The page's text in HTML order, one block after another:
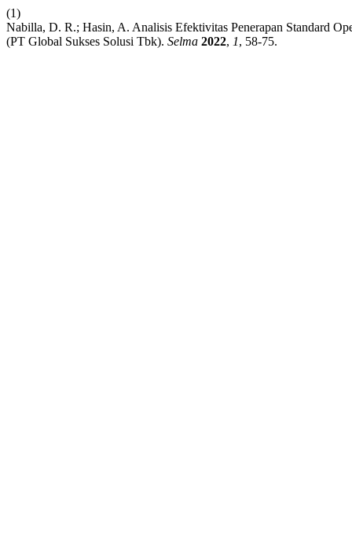
(1)
Nabilla, D. R.; Hasin, A. Analisis Efektivitas Penerapan Standard
(PT Global Sukses Solusi Tbk). Selma 2022, 1, 58-75.